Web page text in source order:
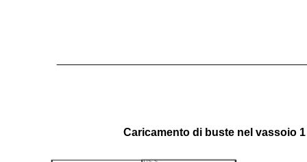
Caricamento di buste nel vassoio 1